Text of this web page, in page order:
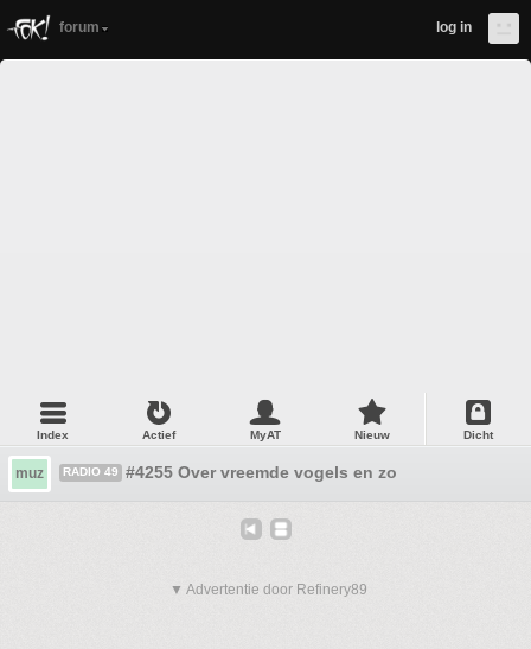
forum log in
Index Actief MyAT Nieuw Dicht
muz RADIO 49 #4255 Over vreemde vogels en zo
▼ Advertentie door Refinery89